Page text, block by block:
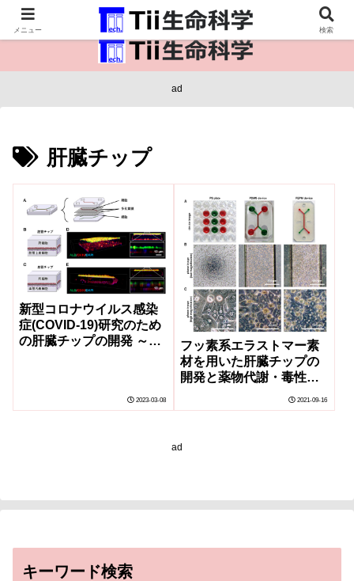
医療保健・生命・生物の情報インフラ。
ad
肝臓チップ
新型コロナウイルス感染
症(COVID-19)研究のため
の肝臓チップの開発 ～肝
2023-03-08
フッ素系エラストマー素
材を用いた肝臓チップの
開発と薬物代謝・毒性試
2021-09-16
ad
キーワード検索
メニュー 検索